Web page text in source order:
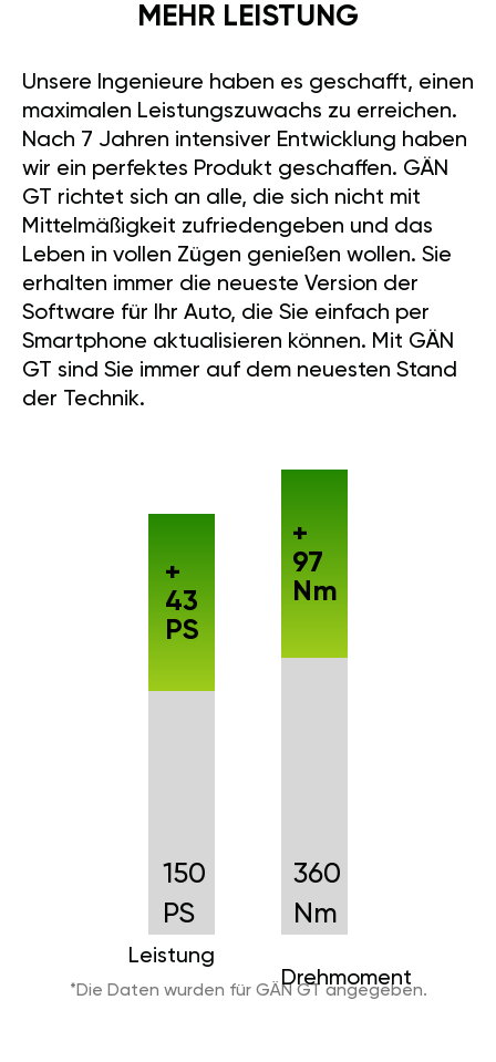
MEHR LEISTUNG
Unsere Ingenieure haben es geschafft, einen
maximalen Leistungszuwachs zu erreichen.
Nach 7 Jahren intensiver Entwicklung haben
wir ein perfektes Produkt geschaffen. GÄN
GT richtet sich an alle, die sich nicht mit
Mittelmäßigkeit zufriedengeben und das
Leben in vollen Zügen genießen wollen. Sie
erhalten immer die neueste Version der
Software für Ihr Auto, die Sie einfach per
Smartphone aktualisieren können. Mit GÄN
GT sind Sie immer auf dem neuesten Stand
der Technik.
150
PS
Leistung
+
43
PS
360
Nm
Drehmoment
+
97
Nm
*Die Daten wurden für GÄN GT angegeben.